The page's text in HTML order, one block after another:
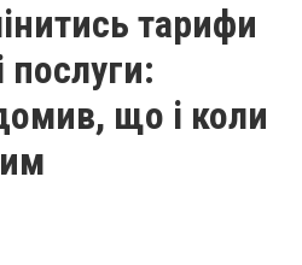
тарифи
послуги:
що і коли